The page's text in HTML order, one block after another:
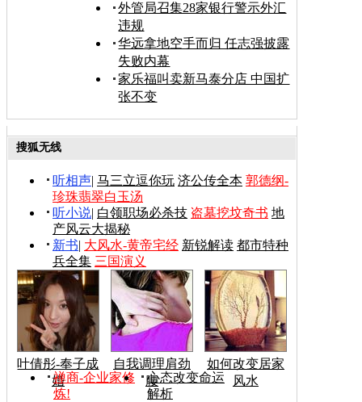
外管局召集28家银行警示外汇
违规
华远拿地空手而归 任志强披露
失败内幕
家乐福叫卖新马泰分店 中国扩
张不变
搜狐无线
听相声| 马三立逗你玩 济公传全本 郭德纲-
珍珠翡翠白玉汤
听小说| 白领职场必杀技 盗墓挖坟奇书 地
产风云大揭秘
新书| 大风水-黄帝宅经 新锐解读 都市特种
兵全集 三国演义
叶倩彤-奉子成
婚
自我调理肩劲
腰
如何改变居家
风水
禅商-企业家修
炼!
心态改变命运
解析